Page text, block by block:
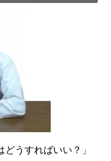
どうすればいい？」